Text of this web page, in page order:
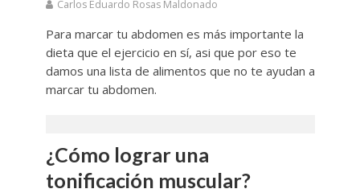
Carlos Eduardo Rosas Maldonado
Para marcar tu abdomen es más importante la
dieta que el ejercicio en sí, asi que por eso te
damos una lista de alimentos que no te ayudan a
marcar tu abdomen.
¿Cómo lograr una
tonificación muscular?